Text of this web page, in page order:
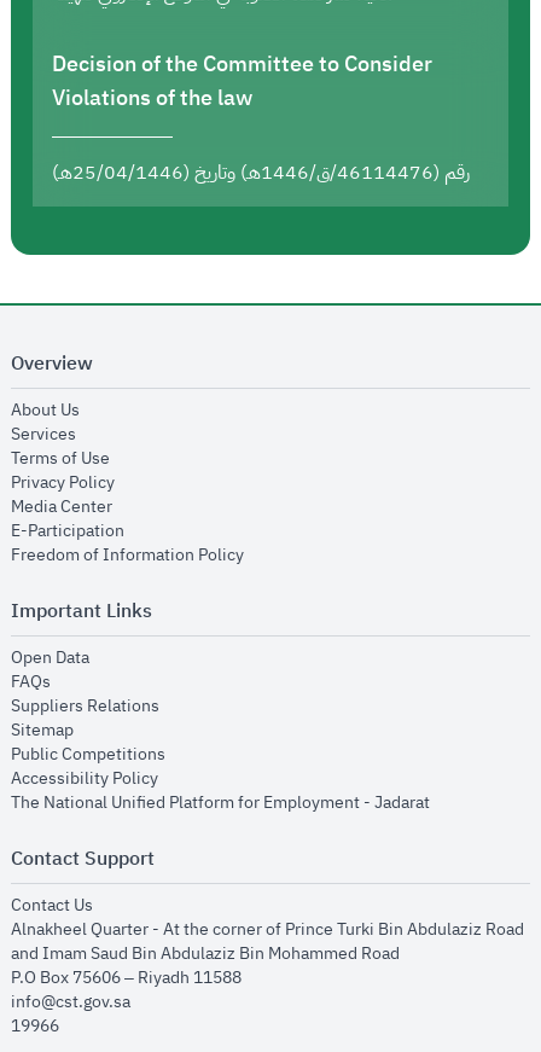
Decision of the Committee to Consider
Violations of the law
رقم (46114476/ق/1446هـ) وتاريخ (25/04/1446هـ)
Overview
About Us
Services
Terms of Use
Privacy Policyopens in new window
Media Centeropens in new window
E-Participation
Freedom of Information Policyopens in new window
Important Links
Open Dataopens in new window
FAQs
Suppliers Relations
Sitemapopens in new window
Public Competitions
Accessibility Policyopens in new window
The National Unified Platform for Employment - Jadaratopens in new
Contact Support
Contact Us
Alnakheel Quarter - At the corner of Prince Turki Bin Abdulaziz Road
and Imam Saud Bin Abdulaziz Bin Mohammed Road​
P.O Box 75606 – Riyadh 11588
info@cst.gov.sa
19966